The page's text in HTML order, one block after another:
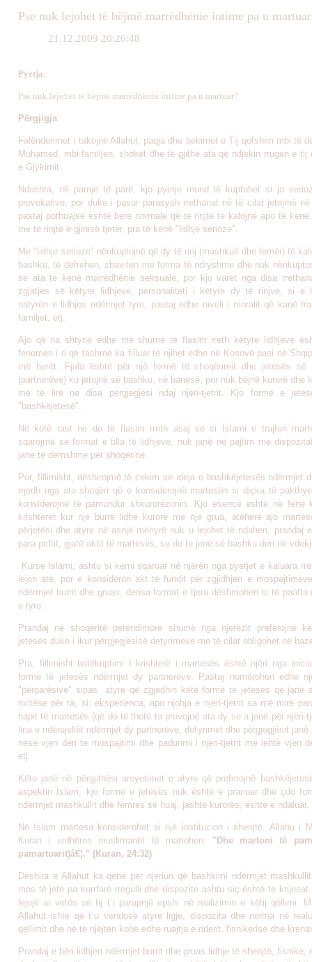
Pse nuk lejohet të bëjmë marrëdhënie intime pa u
21.12.2009 20:26:48
Pyetja:
Pse nuk lejohet të bëjmë marrëdhënie intime pa u martuar?
Përgjigja:
Falënderimet i takojnë Allahut, paqja dhe bekimet e Tij qofshim mbi të
Muhamed, mbi familjen, shokët dhe të gjithë ata që ndjekin rrugën e tij
e Gjykimit.
Ndoshta, në pamje të parë, kjo pyetje mund të kuptohet si jo
provokative, por duke i pasur parasysh rrethanat në të cilat jetojmë
pastaj pothuajse është bërë normale që të rinjtë të kalojnë apo të kenë
me të rinjtë e gjinisë tjetër, pra të kenë "lidhje serioze".
Me "lidhje serioze" nënkuptojnë që dy të rinj (mashkull dhe femër) të
bashku, të dëfrehen, zbaviten me forma të ndryshme dhe nuk
se ata të kenë marrëdhënie seksuale, por kjo varet nga disa
zgjatjes së këtyre lidhjeve, personaliteti i këtyre dy të rinjve, si e
natyrën e lidhjes ndërmjet tyre, pastaj edhe niveli i moralit që kanë
familjet, etj.
Ajo që na shtynë edhe më shumë të flasim rreth këtyre lidhjeve
fenomen i ri që tashmë ka filluar të njihet edhe në Kosovë pasi në
më herët. Fjala është për një formë të shoqërimit dhe jetesës
(partnerëve) ku jetojnë së bashku, në banesë, por nuk bëjnë kurorë dhe
më të lirë në disa përgjegjësi ndaj njëri-tjetrit. Kjo formë e
"bashkëjetesë".
Në këtë rast ne do të flasim rreth asaj se si Islami e trajton
sqarojmë se format e tilla të lidhjeve, nuk janë në pajtim me
janë të dëmshme për shoqërinë.
Por, fillimisht, dëshirojmë të cekim se ideja e bashkëjetesës ndërmjet
rrjedh nga ato shoqëri që e konsiderojnë martesën si diçka të
konsiderojnë të pamundur shkurorëzimin. Kjo esencë është në fenë
krishterët kur një burrë lidhë kurorë me një grua, atëherë ajo
përjetësi dhe atyre në asnjë mënyrë nuk u lejohet të ndahen, prandaj
para priftit, gjatë aktit të martesës, se do te jenë së bashku deri në
Kurse Islami, ashtu si kemi sqaruar në njërën nga pyetjet e kaluara
lejon atë, por e konsideron akt të fundit për zgjidhjen e
ndërmjet burrit dhe gruas, derisa format e tjera dëshmohen si të paafta
e tyre.
Prandaj në shoqëritë perëndimore shumë nga njerëzit preferojnë
jetesës duke i ikur përgjegjësisë detyrimeve me të cilat obligohet në
Pra, fillimisht botëkuptimi I krishterë i martesës është njëri nga
forme të jetesës ndërmjet dy partnerëve. Pastaj numërohen edhe
"përparësive" sipas atyre që zgjedhin këtë formë të jetesës që janë
nxitëse për ta, si: eksperienca, apo njohja e njëri-tjetrit sa më mirë
hapit të martesës (që do të thotë ta provojnë ata dy se a janë për njëri-
liria e ndërsjellët ndërmjet dy partnerëve, detyrimet dhe përgjegjësit
nëse vjen deri te mospajtimi dhe padurimi i njëri-tjetrit më lehtë vjen
etj.
Këto janë në përgjithësi arsyetimet e atyre që preferojnë
aspektin Islam, kjo formë e jetesës nuk është e pranuar dhe çdo
ndërmjet mashkullit dhe femrës së huaj, jashtë kurorës, është e ndaluar.
Në Islam martesa konsiderohet si një institucion i shenjtë. Allahu i
Kuran i urdhëron muslimanët të martohen: " Dhe martoni të
pamartuarit)â€¦." (Kuran, 24:32)
Dëshira e Allahut ka qenë për njeriun që bashkimi ndërmjet
mos të jetë pa kurrfarë rregulli dhe dispozite ashtu siç është te krijesat
lejojë ai vetës së tij t`i paraprijë epshi në realizimin e këtij qëllimi.
Allahut ishte që t`u vendosë atyre ligje, dispozita dhe norma në
qëllimit dhe në të njëjtën kohë edhe ruajtja e nderit, fisnikërisë dhe
Prandaj e bëri lidhjen ndërmjet burrit dhe gruas lidhje të shenjtë, fisnike,